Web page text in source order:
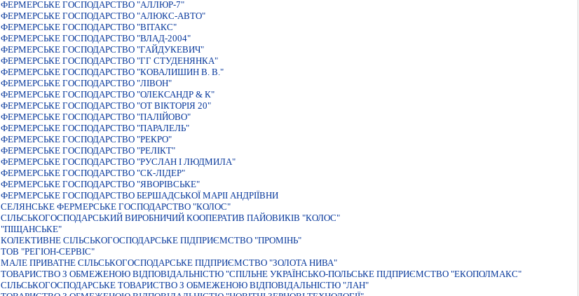
ФЕРМЕРСЬКЕ ГОСПОДАРСТВО "АЛЛЮР-7"
ФЕРМЕРСЬКЕ ГОСПОДАРСТВО "АЛЮКС-АВТО"
ФЕРМЕРСЬКЕ ГОСПОДАРСТВО "ВIТАКС"
ФЕРМЕРСЬКЕ ГОСПОДАРСТВО "ВЛАД-2004"
ФЕРМЕРСЬКЕ ГОСПОДАРСТВО "ГАЙДУКЕВИЧ"
ФЕРМЕРСЬКЕ ГОСПОДАРСТВО "ГГ СТУДЕНЯНКА"
ФЕРМЕРСЬКЕ ГОСПОДАРСТВО "КОВАЛИШИН В. В."
ФЕРМЕРСЬКЕ ГОСПОДАРСТВО "ЛIВОН"
ФЕРМЕРСЬКЕ ГОСПОДАРСТВО "ОЛЕКСАНДР & К"
ФЕРМЕРСЬКЕ ГОСПОДАРСТВО "ОТ ВIКТОРIЯ 20"
ФЕРМЕРСЬКЕ ГОСПОДАРСТВО "ПАЛІЙОВО"
ФЕРМЕРСЬКЕ ГОСПОДАРСТВО "ПАРАЛЕЛЬ"
ФЕРМЕРСЬКЕ ГОСПОДАРСТВО "РЕКРО"
ФЕРМЕРСЬКЕ ГОСПОДАРСТВО "РЕЛIКТ"
ФЕРМЕРСЬКЕ ГОСПОДАРСТВО "РУСЛАН I ЛЮДМИЛА"
ФЕРМЕРСЬКЕ ГОСПОДАРСТВО "СК-ЛIДЕР"
ФЕРМЕРСЬКЕ ГОСПОДАРСТВО "ЯВОРIВСЬКЕ"
ФЕРМЕРСЬКЕ ГОСПОДАРСТВО БЕРШАДСЬКОЇ МАРII АНДРIЇВНИ
СЕЛЯНСЬКЕ ФЕРМЕРСЬКЕ ГОСПОДАРСТВО "КОЛОС"
СІЛЬСЬКОГОСПОДАРСЬКИЙ ВИРОБНИЧИЙ КООПЕРАТИВ ПАЙОВИКІВ "КОЛОС"
"ПІЩАНСЬКЕ"
КОЛЕКТИВНЕ СІЛЬСЬКОГОСПОДАРСЬКЕ ПІДПРИЄМСТВО "ПРОМІНЬ"
ТОВ "РЕГІОН-СЕРВІС"
МАЛЕ ПРИВАТНЕ СІЛЬСЬКОГОСПОДАРСЬКЕ ПІДПРИЄМСТВО "ЗОЛОТА НИВА"
ТОВАРИСТВО З ОБМЕЖЕНОЮ ВIДПОВIДАЛЬНIСТЮ "СПIЛЬНЕ УКРАЇНСЬКО-ПОЛЬСЬКЕ ПIДПРИЄМСТВО "ЕКОПОЛМАКС"
СIЛЬСЬКОГОСПОДАРСЬКЕ ТОВАРИСТВО З ОБМЕЖЕНОЮ ВIДПОВIДАЛЬНIСТЮ "ЛАН"